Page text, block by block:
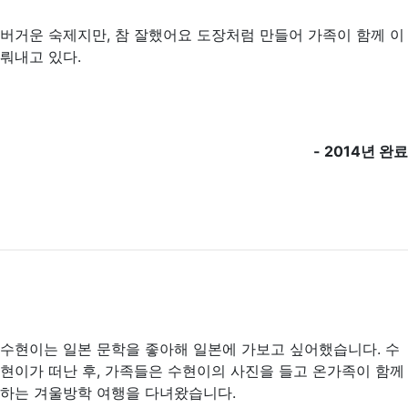
버거운 숙제지만, 참 잘했어요 도장처럼 만들어 가족이 함께 이
뤄내고 있다.
- 2014년 완료
수현이는 일본 문학을 좋아해 일본에 가보고 싶어했습니다. 수
현이가 떠난 후, 가족들은 수현이의 사진을 들고 온가족이 함께
하는 겨울방학 여행을 다녀왔습니다.